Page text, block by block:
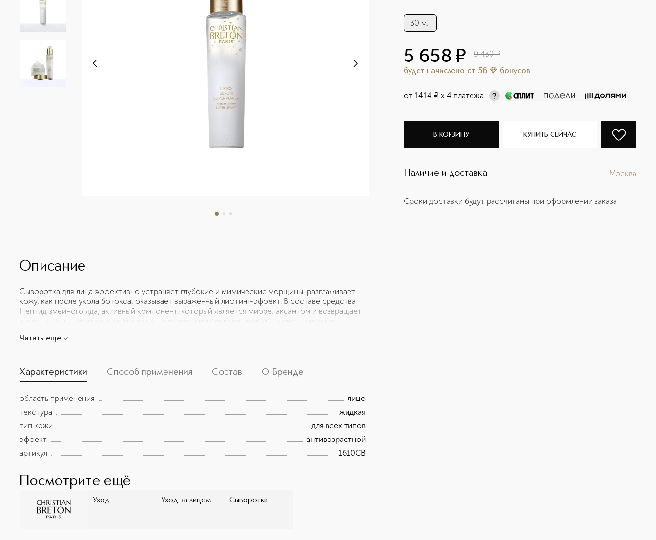
30 мл
5 658 ¤ 9 430 ¤
будет начислено от 56 бонусов
от 1414 ¤ х 4 платежа
В КОРЗИНУ КУПИТЬ СЕЙЧАС
Наличие и доставка Москва
Сроки доставки будут рассчитаны при оформлении заказа
Описание
Сыворотка для лица эффективно устраняет глубокие и мимические морщины, разглаживает
кожу, как после укола ботокса, оказывает выраженный лифтинг-эффект. В составе средства
Пептид змеиного яда, активный компонент, который является миорелаксантом и возвращает
коже гладкость и упругость, борется с мимическими морщинами, устраняет признаки
способствует регенерации клеток, повышению тонуса и эластичности кожи. Коллаген
эластичность, предотвращает появление морщин. Роликовый аппликатор легко скользит по
коже, стимулиря микроциркуляцию. Подходит для ежедневного применения. Рекомендуется
Читать еще
Характеристики Способ применения Состав О Бренде
область применения
лицо
текстура
жидкая
тип кожи
для всех типов
эффект
антивозрастной
артикул
1610CB
Посмотрите ещё
Уход Уход за лицом Сыворотки